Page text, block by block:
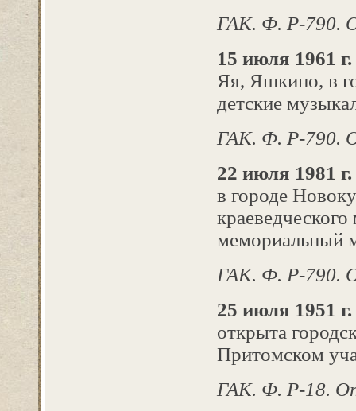
ГАК. Ф. Р-790.
15 июля 1961 г.
Яя, Яшкино, в
детские
ГАК. Ф. Р-790.
22 июля 1981 г.
в городе
мемориальный
ГАК. Ф. Р-790.
25 июля 1951 г.
открыта
Притомском
ГАК. Ф. Р-18.